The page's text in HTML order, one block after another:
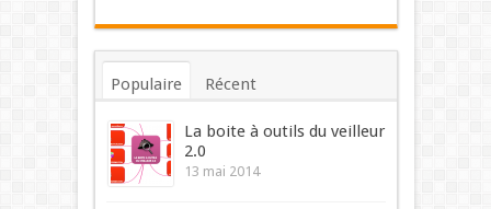
Populaire Récent
Commentaires Mots-clés
La boite à outils du veilleur
2.0
13 mai 2014